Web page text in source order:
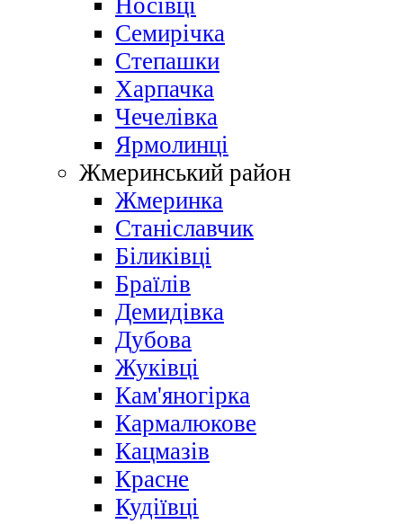
Носівці
Семирічка
Степашки
Харпачка
Чечелівка
Ярмолинці
Жмеринський район
Жмеринка
Станіславчик
Біликівці
Браїлів
Демидівка
Дубова
Жуківці
Кам'яногірка
Кармалюкове
Кацмазів
Красне
Кудіївці